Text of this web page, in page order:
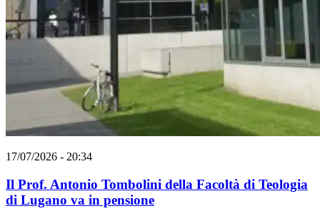
17/07/2026 - 20:34
Il Prof. Antonio Tombolini della Facoltà di Teologia
di Lugano va in pensione